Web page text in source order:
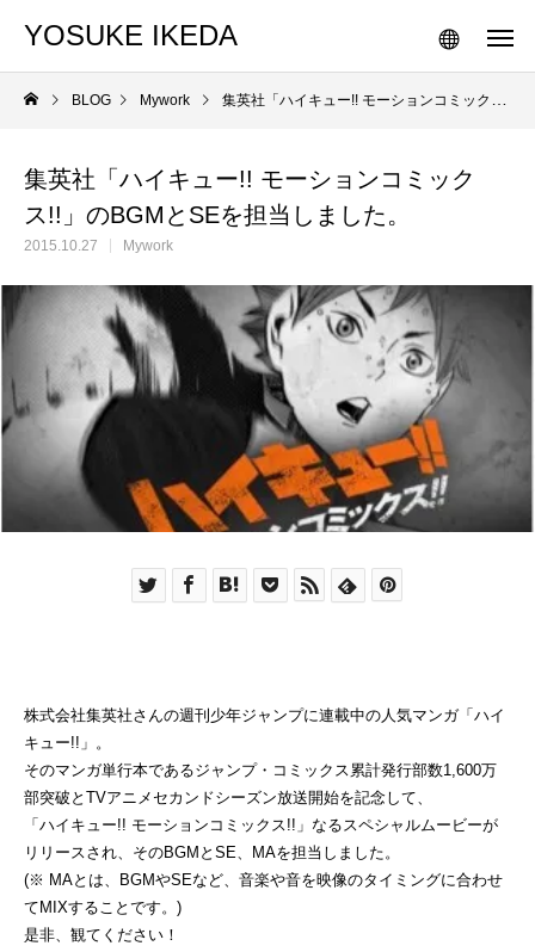
YOSUKE IKEDA
BLOG Mywork 集英社「ハイキュー!! モーションコミックス!!」のBGMとSEを担当しました。
集英社「ハイキュー!! モーションコミック
ス!!」のBGMとSEを担当しました。
2015.10.27 Mywork
株式会社集英社さんの週刊少年ジャンプに連載中の人気マンガ「ハイ
キュー!!」。
そのマンガ単行本であるジャンプ・コミックス累計発行部数1,600万
部突破とTVアニメセカンドシーズン放送開始を記念して、
「ハイキュー!! モーションコミックス!!」なるスペシャルムービーが
リリースされ、そのBGMとSE、MAを担当しました。
(※ MAとは、BGMやSEなど、音楽や音を映像のタイミングに合わせ
てMIXすることです。)
是非、観てください！